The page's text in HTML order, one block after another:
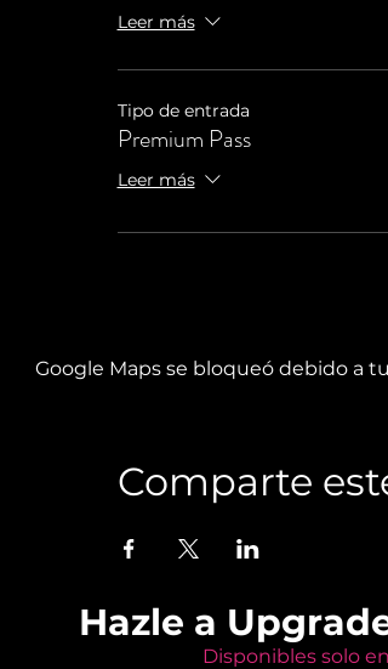
Leer más
Tipo de entrada
Premium Pass
Leer más
Google Maps se bloqueó debido a
Comparte
Hazle a
Disponibles solo